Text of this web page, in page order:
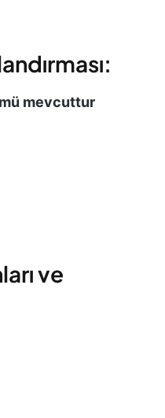
mevcuttur
ve